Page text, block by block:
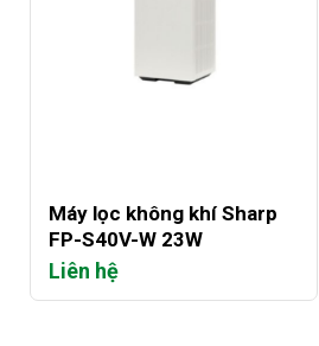
Máy lọc không khí Sharp
FP-S40V-W 23W
Liên hệ